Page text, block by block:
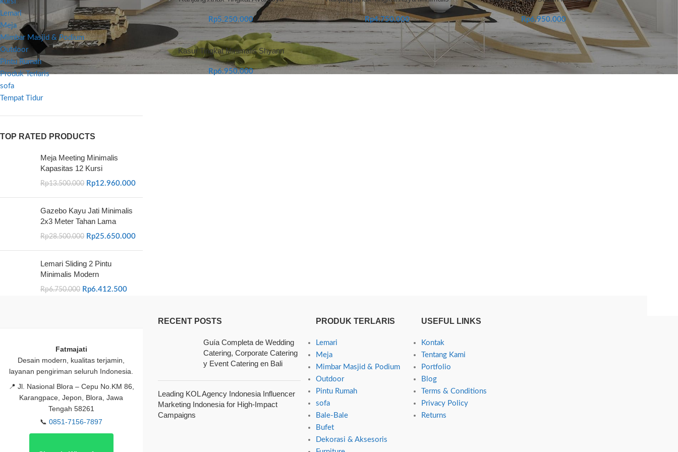
Lemari
Meja
Mimbar Masjid & Podium
Outdoor
Pintu Rumah
Produk Terlaris
sofa
Tempat Tidur
TOP RATED PRODUCTS
Meja Meeting Minimalis
Kapasitas 12 Kursi
Rp13.500.000 Rp12.960.000
Gazebo Kayu Jati Minimalis
2x3 Meter Tahan Lama
Rp28.500.000 Rp25.650.000
Lemari Sliding 2 Pintu
Minimalis Modern
Rp6.750.000 Rp6.412.500
Rp5.250.000 Rp4.750.000 Rp6.950.000
Kasur Tingkat Minimalis Shyann
Rp6.950.000
Fatmajati
Desain modern, kualitas terjamin,
layanan pengiriman seluruh Indonesia.
📍 Jl. Nasional Blora – Cepu No.KM 86,
Karangpace, Jepon, Blora, Jawa
Tengah 58261
📞0851-7156-7897
RECENT POSTS
Guía Completa de Wedding
Catering, Corporate Catering
y Event Catering en Bali
Leading KOL Agency Indonesia Influencer
Marketing Indonesia for High-Impact
Campaigns
PRODUK TERLARIS
Lemari
Meja
Mimbar Masjid & Podium
Outdoor
Pintu Rumah
sofa
Bale-Bale
Bufet
Dekorasi & Aksesoris
USEFUL LINKS
Kontak
Tentang Kami
Portfolio
Blog
Terms & Conditions
Privacy Policy
Returns